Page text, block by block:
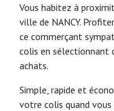
Vous habitez à
ville de NANCY.
ce commerçant
colis en sélectionnant
achats.
Simple, rapide et
votre colis quand